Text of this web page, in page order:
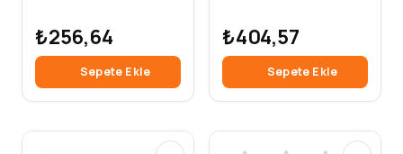
₺256,64
Sepete Ekle
₺404,57
Sepete Ekle